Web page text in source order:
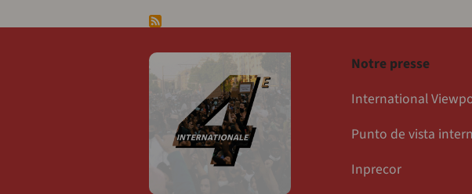
Notre presse
International
Punto de vista
Inprecor